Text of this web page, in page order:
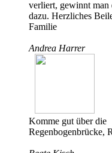
verliert, gewinnt man
dazu. Herzliches
Familie
Andrea Harrer
Komme gut über die
Regenbogenbrücke,